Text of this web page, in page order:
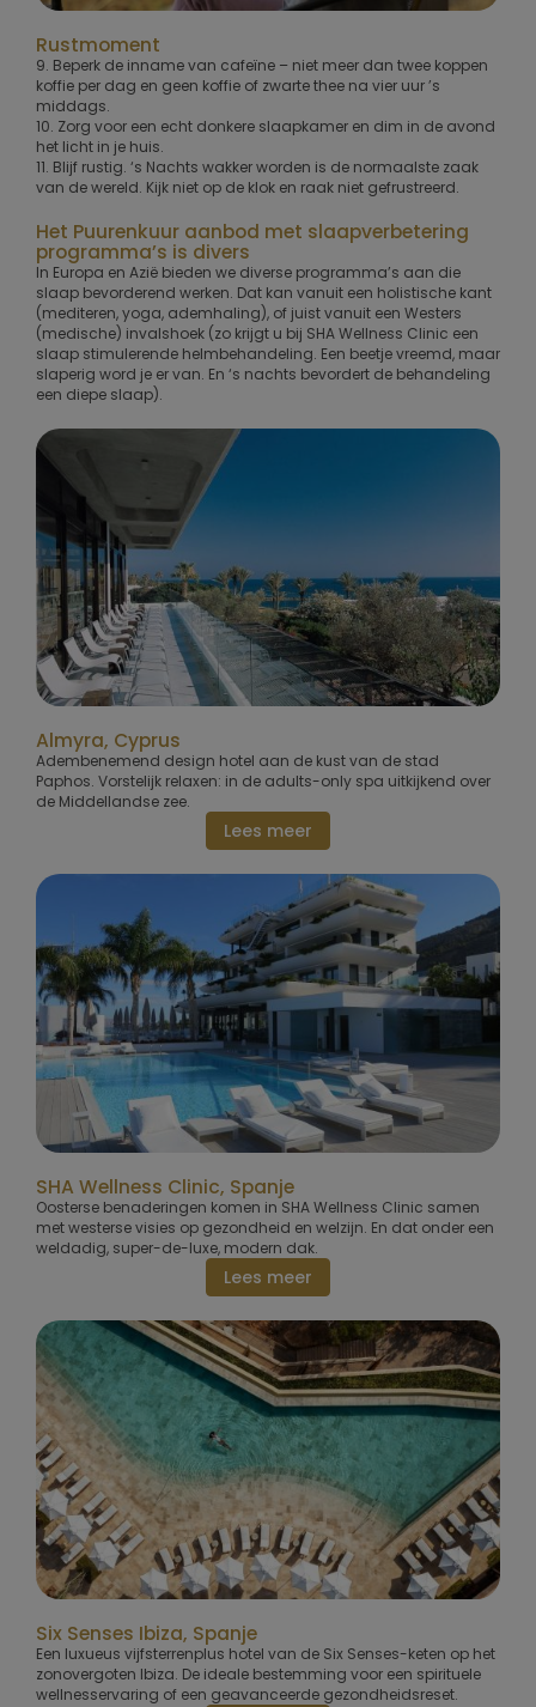
Rustmoment
9. Beperk de inname van cafeïne – niet meer dan twee koppen
koffie per dag en geen koffie of zwarte thee na vier uur ’s
middags.
10. Zorg voor een echt donkere slaapkamer en dim in de avond
het licht in je huis.
11. Blijf rustig. ‘s Nachts wakker worden is de normaalste zaak
van de wereld. Kijk niet op de klok en raak niet gefrustreerd.
Het Puurenkuur aanbod met slaapverbetering
programma’s is divers
In Europa en Azië bieden we diverse programma’s aan die
slaap bevorderend werken. Dat kan vanuit een holistische kant
(mediteren, yoga, ademhaling), of juist vanuit een Westers
(medische) invalshoek (zo krijgt u bij SHA Wellness Clinic een
slaap stimulerende helmbehandeling. Een beetje vreemd, maar
slaperig word je er van. En ‘s nachts bevordert de behandeling
een diepe slaap).
Almyra, Cyprus
Adembenemend design hotel aan de kust van de stad
Paphos. Vorstelijk relaxen: in de adults-only spa uitkijkend over
de Middellandse zee.
Lees meer
SHA Wellness Clinic, Spanje
Oosterse benaderingen komen in SHA Wellness Clinic samen
met westerse visies op gezondheid en welzijn. En dat onder een
weldadig, super-de-luxe, modern dak.
Lees meer
Six Senses Ibiza, Spanje
Een luxueus vijfsterrenplus hotel van de Six Senses-keten op het
zonovergoten Ibiza. De ideale bestemming voor een spirituele
wellnesservaring of een geavanceerde gezondheidsreset.